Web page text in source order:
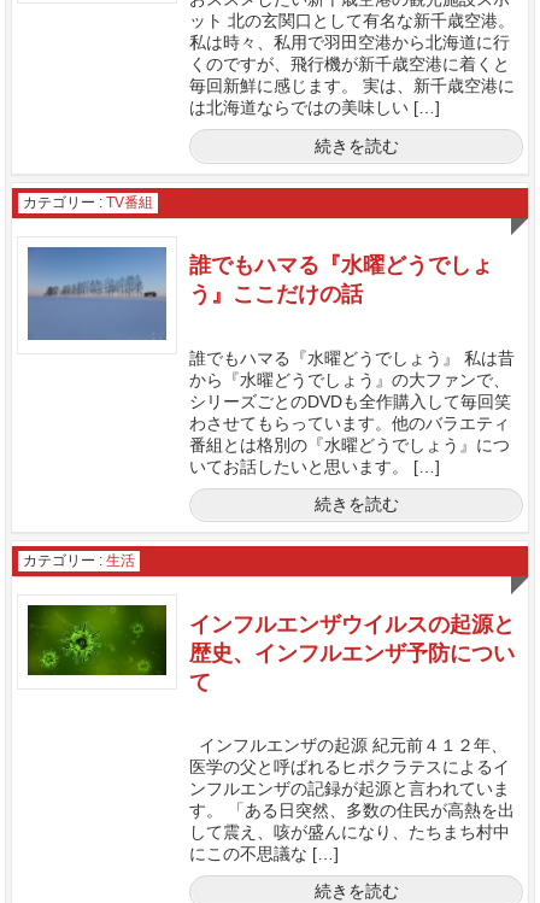
ット 北の玄関口として有名な新千歳空港。
私は時々、私用で羽田空港から北海道に行
くのですが、飛行機が新千歳空港に着くと
毎回新鮮に感じます。 実は、新千歳空港に
は北海道ならではの美味しい […]
続きを読む
カテゴリー : TV番組
誰でもハマる『水曜どうでしょ
う』ここだけの話
誰でもハマる『水曜どうでしょう』 私は昔
から『水曜どうでしょう』の大ファンで、
シリーズごとのDVDも全作購入して毎回笑
わさせてもらっています。他のバラエティ
番組とは格別の『水曜どうでしょう』につ
いてお話したいと思います。 […]
続きを読む
カテゴリー : 生活
インフルエンザウイルスの起源と
歴史、インフルエンザ予防につい
て
インフルエンザの起源 紀元前４１２年、
医学の父と呼ばれるヒポクラテスによるイ
ンフルエンザの記録が起源と言われていま
す。 「ある日突然、多数の住民が高熱を出
して震え、咳が盛んになり、たちまち村中
にこの不思議な […]
続きを読む